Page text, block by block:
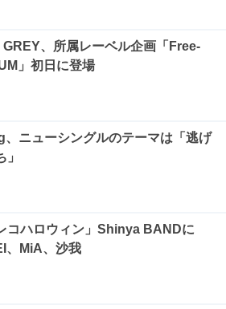
GREY、所属レーベル企画「Free-
」初日に登場
、ニューシングルのテーマは「逃げ
コハロウィン」Shinya BANDに
、MiA、沙我